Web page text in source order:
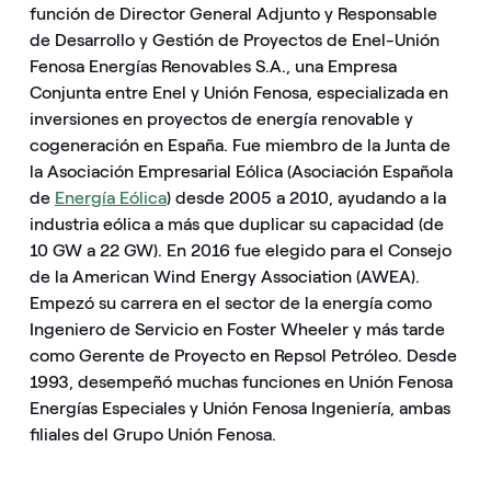
función de Director General Adjunto y Responsable
de Desarrollo y Gestión de Proyectos de Enel-Unión
Fenosa Energías Renovables S.A., una Empresa
Conjunta entre Enel y Unión Fenosa, especializada en
inversiones en proyectos de energía renovable y
cogeneración en España. Fue miembro de la Junta de
la Asociación Empresarial Eólica (Asociación Española
de Energía Eólica) desde 2005 a 2010, ayudando a la
industria eólica a más que duplicar su capacidad (de
10 GW a 22 GW). En 2016 fue elegido para el Consejo
de la American Wind Energy Association (AWEA).
Empezó su carrera en el sector de la energía como
Ingeniero de Servicio en Foster Wheeler y más tarde
como Gerente de Proyecto en Repsol Petróleo. Desde
1993, desempeñó muchas funciones en Unión Fenosa
Energías Especiales y Unión Fenosa Ingeniería, ambas
filiales del Grupo Unión Fenosa.